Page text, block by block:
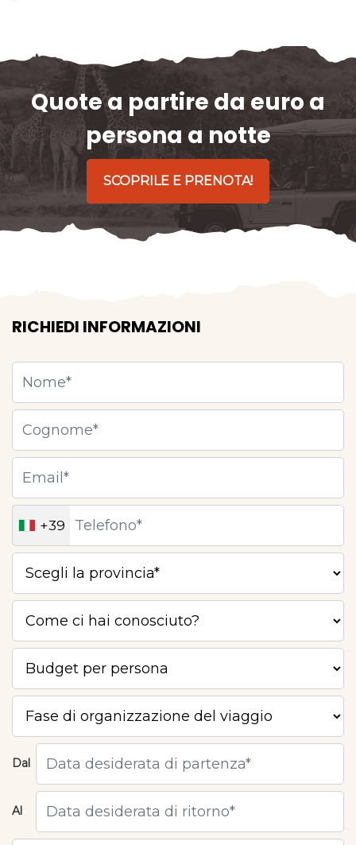
Quote a partire da euro a
persona a notte
SCOPRILE E PRENOTA!
RICHIEDI INFORMAZIONI
+39
Dal
Al